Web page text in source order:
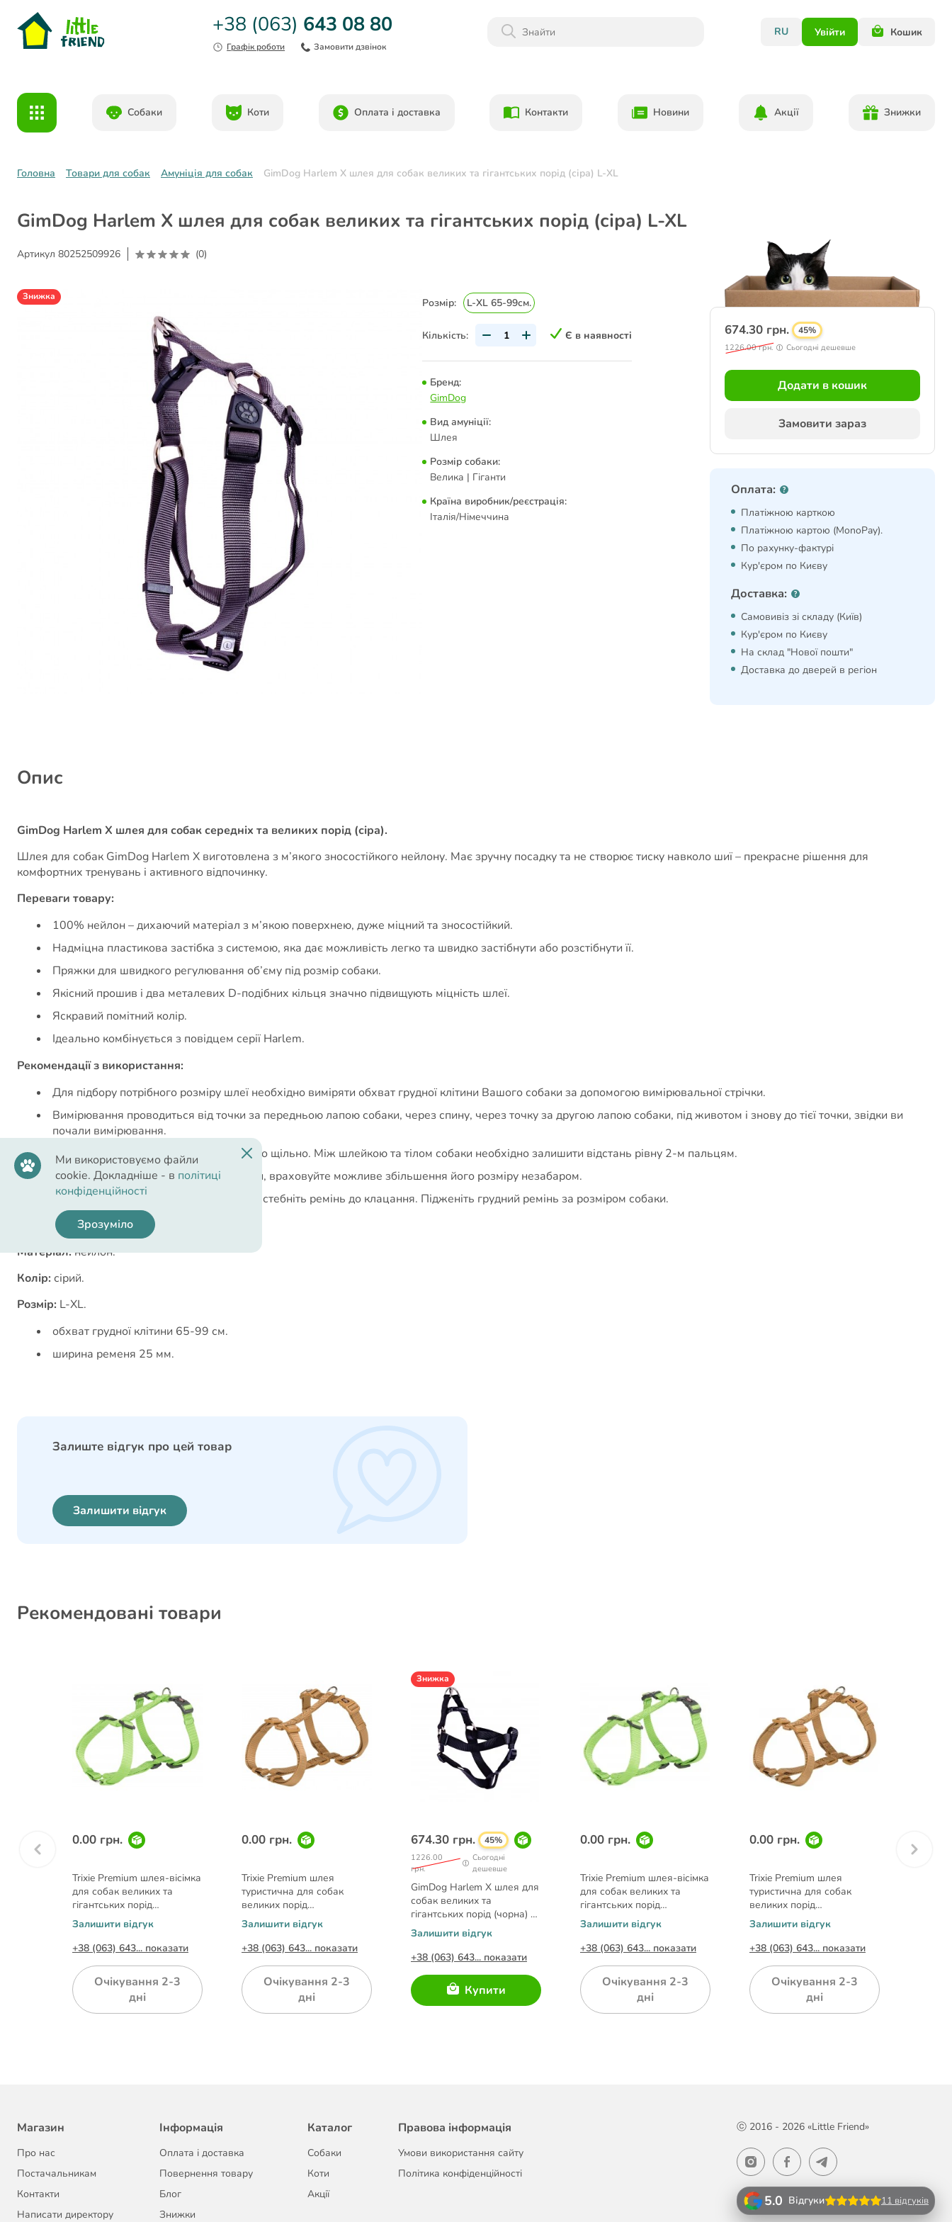
Даруємо 1000гр на бонусний рахунок при реєстрації!)
+38 (063) 643 08 80
Графік роботи Замовити дзвінок
RU Увійти Кошик
Собаки Коти Оплата і доставка Контакти Новини Акції Знижки
Головна Товари для собак Амуніція для собак GimDog Harlem X шлея для собак великих та гігантських порід (сіра) L-XL
GimDog Harlem X шлея для собак великих та гігантських порід (сіра) L-XL
Артикул 80252509926 (0)
Знижка Розмір: L-XL 65-99см.
Кількість: Є в наявності
Бренд:
GimDog
Вид амуніції:
Шлея
Розмір собаки:
Велика | Гіганти
Країна виробник/реєстрація:
Італія/Німеччина
674.30 грн. 45%
1226.00 грн. Сьогодні дешевше
Додати в кошик
Замовити зараз
Оплата:
Платіжною карткою
Платіжною картою (MonoPay).
По рахунку-фактурі
Кур'єром по Києву
Доставка:
Самовивіз зі складу (Київ)
Кур'єром по Києву
На склад "Нової пошти"
Доставка до дверей в регіон
Опис
GimDog Harlem X шлея для собак середніх та великих порід (сіра).
Шлея для собак GimDog Harlem X виготовлена з м’якого зносостійкого нейлону. Має зручну посадку та не створює тиску навколо шиї – прекрасне рішення для
комфортних тренувань і активного відпочинку.
Переваги товару:
100% нейлон – дихаючий матеріал з м’якою поверхнею, дуже міцний та зносостійкий.
Надміцна пластикова застібка з системою, яка дає можливість легко та швидко застібнути або розстібнути її.
Пряжки для швидкого регулювання об’єму під розмір собаки.
Якісний прошив і два металевих D-подібних кільця значно підвищують міцність шлеї.
Яскравий помітний колір.
Ідеально комбінується з повідцем серії Harlem.
Рекомендації з використання:
Для підбору потрібного розміру шлеї необхідно виміряти обхват грудної клітини Вашого собаки за допомогою вимірювальної стрічки.
Вимірювання проводиться від точки за передньою лапою собаки, через спину, через точку за другою лапою собаки, під животом і знову до тієї точки, звідки ви
почали вимірювання.
Шлейка не має сидіти на собаці занадто щільно. Між шлейкою та тілом собаки необхідно залишити відстань рівну 2-м пальцям.
Якщо шлейка обирається для цуценяти, враховуйте можливе збільшення його розміру незабаром.
Одягніть шлею через голову собаки, застебніть ремінь до клацання. Підженіть грудний ремінь за розміром собаки.
Характеристики:
Матеріал:нейлон.
Колір: сірий.
Розмір: L-XL.
обхват грудної клітини 65-99 см.
ширина ременя 25 мм.
Залиште відгук про цей товар
Залишити відгук
Рекомендовані товари
0.00 грн.
Trixie Premium шлея-вісімка
для собак великих та
гігантських порід
яблучного кольору розмір
L-XL: 75-120см/25мм
Залишити відгук
+38 (063) 643... показати
Очікування 2-3
дні
0.00 грн.
Trixie Premium шлея
туристична для собак
великих порід
карамельного кольору
розмір L: 60-87см/25мм
Залишити відгук
+38 (063) 643... показати
Очікування 2-3
дні
Знижка
674.30 грн. 45%
1226.00
грн.
Сьогодні
дешевше
GimDog Harlem X шлея для
собак великих та
гігантських порід (чорна) L-
XL
Залишити відгук
+38 (063) 643... показати
Купити
0.00 грн.
Trixie Premium шлея-вісімка
для собак великих та
гігантських порід
яблучного кольору розмір
L-XL: 75-120см/25мм
Залишити відгук
+38 (063) 643... показати
Очікування 2-3
дні
0.00 грн.
Trixie Premium шлея
туристична для собак
великих порід
карамельного кольору
розмір L: 60-87см/25мм
Залишити відгук
+38 (063) 643... показати
Очікування 2-3
дні
Магазин
Про нас
Постачальникам
Контакти
Написати директору
Інформація
Оплата і доставка
Повернення товару
Блог
Знижки
Каталог
Собаки
Коти
Акції
Правова інформація
Умови використання сайту
Політика конфіденційності
ⓒ 2016 - 2026 «Little Friend»
5.0 Відгуки 11 відгуків
Ми використовуємо файли
cookie. Докладніше - в політиці
конфіденційності
Зрозуміло